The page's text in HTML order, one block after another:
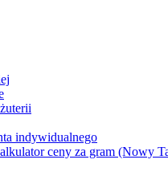
indywidualnego
ceny za gram (Nowy